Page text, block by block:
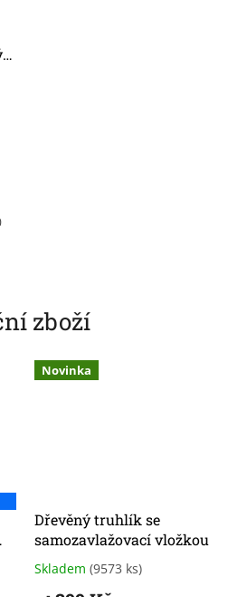
zboží
Novinka
Dřevěný truhlík se
samozavlažovací vložkou
Průměrné
Skladem (9573 ks)